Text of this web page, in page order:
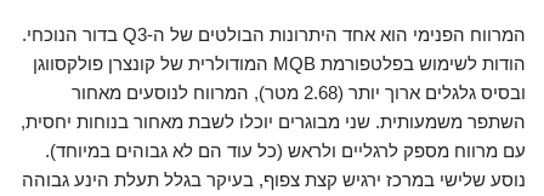
המרווח הפנימי הוא אחד היתרונות הבולטים של ה-Q3 בדור הנוכחי.
הודות לשימוש בפלטפורמת MQB המודולרית של קונצרן פולקסווגן
ובסיס גלגלים ארוך יותר (2.68 מטר), המרווח לנוסעים מאחור
השתפר משמעותית. שני מבוגרים יוכלו לשבת מאחור בנוחות יחסית,
עם מרווח מספק לרגליים ולראש (כל עוד הם לא גבוהים במיוחד).
נוסע שלישי במרכז ירגיש קצת צפוף, בעיקר בגלל תעלת הינע גבוהה